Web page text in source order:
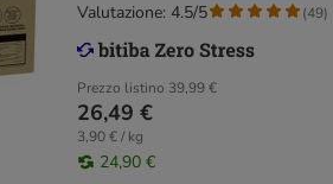
Prezzo listino 39,99 €
26,49 €
3,90 € / kg
24,90 €
Valutazione: 4.5/5 (49)